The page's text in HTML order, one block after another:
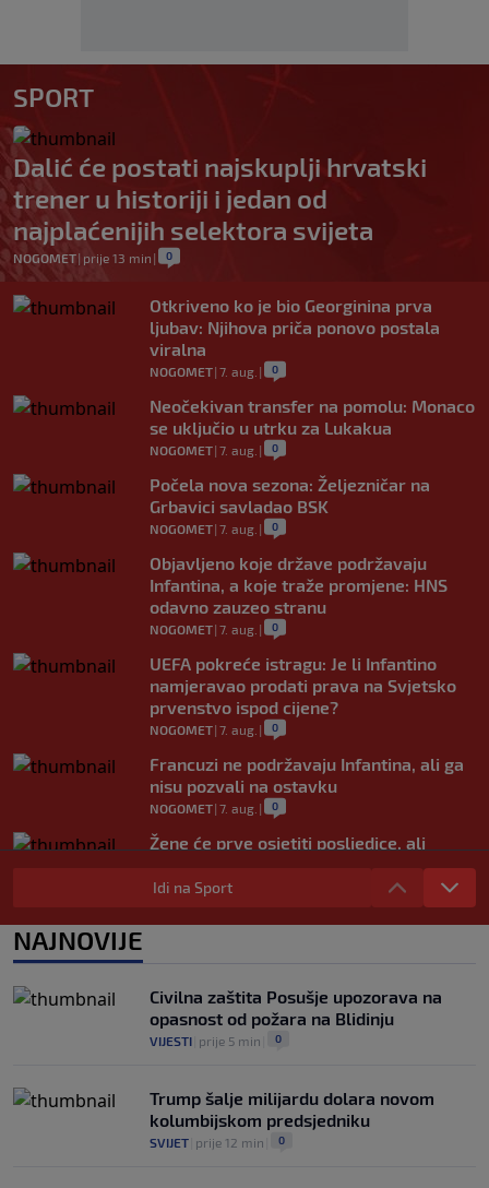
SPORT
Dalić će postati najskuplji hrvatski
trener u historiji i jedan od
najplaćenijih selektora svijeta
NOGOMET| prije 13 min | 0
Otkriveno ko je bio Georginina prva
ljubav: Njihova priča ponovo postala
viralna
NOGOMET| 7. aug. | 0
Neočekivan transfer na pomolu: Monaco
se uključio u utrku za Lukakua
NOGOMET| 7. aug. | 0
Počela nova sezona: Željezničar na
Grbavici savladao BSK
NOGOMET| 7. aug. | 0
Objavljeno koje države podržavaju
Infantina, a koje traže promjene: HNS
odavno zauzeo stranu
NOGOMET| 7. aug. | 0
UEFA pokreće istragu: Je li Infantino
namjeravao prodati prava na Svjetsko
prvenstvo ispod cijene?
NOGOMET| 7. aug. | 0
Francuzi ne podržavaju Infantina, ali ga
nisu pozvali na ostavku
NOGOMET| 7. aug. | 0
Žene će prve osjetiti posljedice, ali
poručuju: Ako treba, neka bude bojkot
NOGOMET|7. aug.
Zvanično: Samed Baždar ima novi klub,
Idi na Sport
NAJNOVIJE
Civilna zaštita Posušje upozorava na
opasnost od požara na Blidinju
VIJESTI prije 5 min 0
Trump šalje milijardu dolara novom
kolumbijskom predsjedniku
SVIJET prije 12 min 0